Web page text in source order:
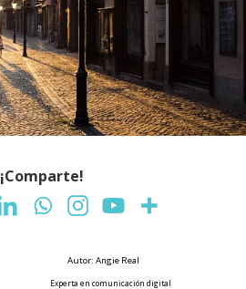
¡Comparte!
Autor: Angie Real
Experta en comunicación digital